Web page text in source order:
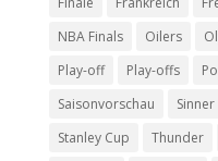
NBA Finals
Oilers
Play-off
Play-offs
Saisonvorschau
Sinner
Stanley Cup
Thunder